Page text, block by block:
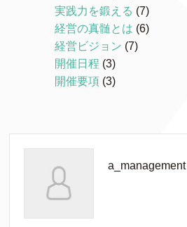
実践力を鍛える (7)
経営の真髄とは (6)
経営ビジョン (7)
開催日程 (3)
開催要項 (3)
a_management